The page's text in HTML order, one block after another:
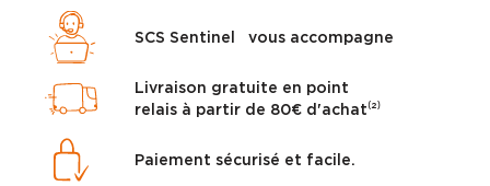
SCS Sentinel vous accompagne
Livraison gratuite en point
relais à partir de 80€ d'achat⁽²⁾
Paiement sécurisé et facile.